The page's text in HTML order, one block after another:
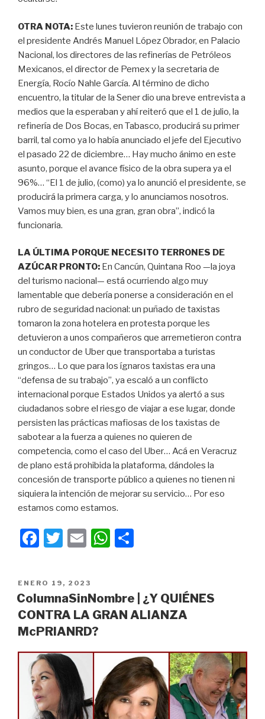
OTRA NOTA: Este lunes tuvieron reunión de trabajo con
el presidente Andrés Manuel López Obrador, en Palacio
Nacional, los directores de las refinerías de Petróleos
Mexicanos, el director de Pemex y la secretaria de
Energía, Rocío Nahle García. Al término de dicho
encuentro, la titular de la Sener dio una breve entrevista a
medios que la esperaban y ahí reiteró que el 1 de julio, la
refinería de Dos Bocas, en Tabasco, producirá su primer
barril, tal como ya lo había anunciado el jefe del Ejecutivo
el pasado 22 de diciembre… Hay mucho ánimo en este
asunto, porque el avance físico de la obra supera ya el
96%… “El 1 de julio, (como) ya lo anunció el presidente, se
producirá la primera carga, y lo anunciamos nosotros.
Vamos muy bien, es una gran, gran obra”, indicó la
funcionaria.
LA ÚLTIMA PORQUE NECESITO TERRONES DE
AZÚCAR PRONTO: En Cancún, Quintana Roo —la joya
del turismo nacional— está ocurriendo algo muy
lamentable que debería ponerse a consideración en el
rubro de seguridad nacional: un puñado de taxistas
tomaron la zona hotelera en protesta porque les
detuvieron a unos compañeros que arremetieron contra
un conductor de Uber que transportaba a turistas
gringos… Lo que para los ígnaros taxistas era una
“defensa de su trabajo”, ya escaló a un conflicto
internacional porque Estados Unidos ya alertó a sus
ciudadanos sobre el riesgo de viajar a ese lugar, donde
persisten las prácticas mafiosas de los taxistas de
sabotear a la fuerza a quienes no quieren de
competencia, como el caso del Uber… Acá en Veracruz
de plano está prohibida la plataforma, dándoles la
concesión de transporte público a quienes no tienen ni
siquiera la intención de mejorar su servicio… Por eso
estamos como estamos.
F
c
e
b
o
o
k
T
tt
er
E
ail
W
s
A
p
p
ar
PUBLICADO
EN
ENERO 19, 2023
ColumnaSinNombre | ¿Y QUIÉNES
CONTRA LA GRAN ALIANZA
McPRIANRD?